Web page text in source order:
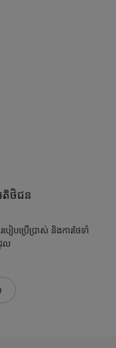
ថិជន
បប្រើប្រាស់ និងការថែទាំ
ល